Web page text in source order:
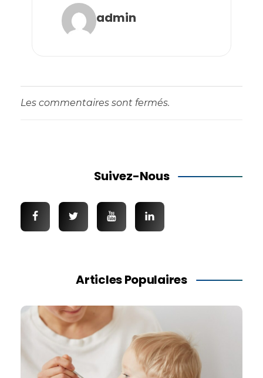
admin
Les commentaires sont fermés.
Suivez-Nous
Articles Populaires